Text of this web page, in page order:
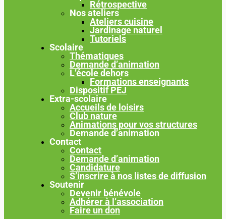
Rétrospective
Nos ateliers
Ateliers cuisine
Jardinage naturel
Tutoriels
Scolaire
Thématiques
Demande d’animation
L’école dehors
Formations enseignants
Dispositif PEJ
Extra-scolaire
Accueils de loisirs
Club nature
Animations pour vos structures
Demande d’animation
Contact
Contact
Demande d’animation
Candidature
S’inscrire à nos listes de diffusion
Soutenir
Devenir bénévole
Adhérer à l’association
Faire un don